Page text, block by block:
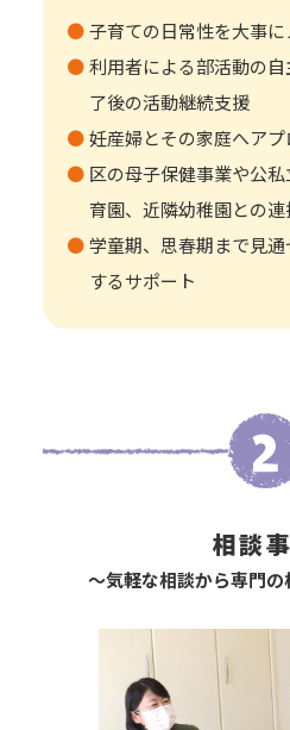
子育ての日常性を大事
利用者による部活動の
了後の活動継続支援
妊産婦とその家庭へアプ
区の母子保健事業や公
育園、近隣幼稚園との連
学童期、思春期まで見
するサポート
相談
～気軽な相談から専門